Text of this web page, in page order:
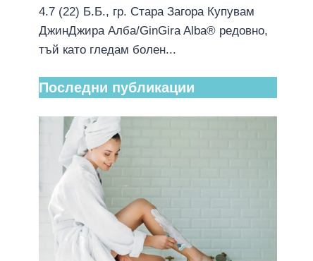
4.7 (22) Б.Б., гр. Стара Загора Купувам
ДжинДжира Алба/GinGira Alba® редовно,
тъй като гледам болен...
Последни публикации